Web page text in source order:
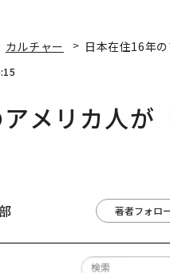
カルチャー 日本在住16年
メリカ人が
著者フォロ